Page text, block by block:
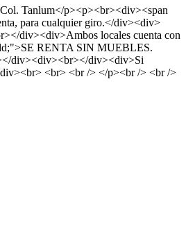
Col. Tanlum</p><p><br><div><span
para cualquier giro.</div><div>
div><div>Ambos locales cuenta con
RENTA SIN MUEBLES.
div><div><br></div><div>Si
<br> <br /> </p><br /> <br />